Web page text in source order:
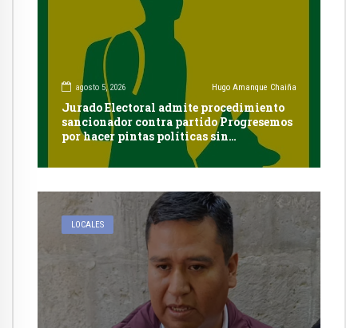
agosto 5, 2026 Hugo Amanque Chaiña
Jurado Electoral admite procedimiento
sancionador contra partido Progresemos
por hacer pintas políticas sin
autorización en Cayma
LOCALES